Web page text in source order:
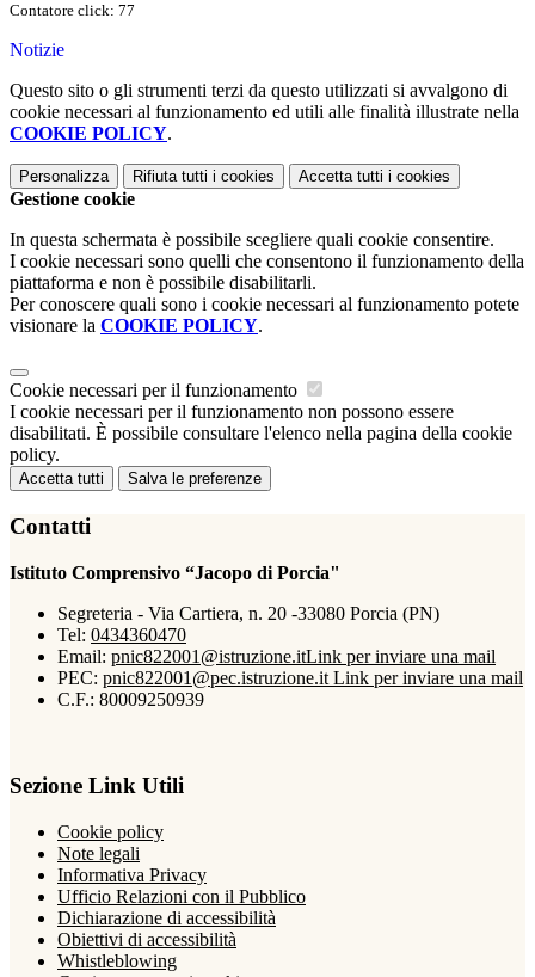
Contatore click: 77
Notizie
Questo sito o gli strumenti terzi da questo utilizzati si avvalgono di
cookie necessari al funzionamento ed utili alle finalità illustrate nella
COOKIE POLICY.
Personalizza Rifiuta tutti i cookies Accetta tutti i cookies
Gestione cookie
In questa schermata è possibile scegliere quali cookie consentire.
I cookie necessari sono quelli che consentono il funzionamento della
piattaforma e non è possibile disabilitarli.
Per conoscere quali sono i cookie necessari al funzionamento potete
visionare la COOKIE POLICY.
Cookie necessari per il funzionamento
I cookie necessari per il funzionamento non possono essere
disabilitati. È possibile consultare l'elenco nella pagina della cookie
policy.
Accetta tutti Salva le preferenze
Contatti
Istituto Comprensivo “Jacopo di Porcia"
Segreteria - Via Cartiera, n. 20 -33080 Porcia (PN)
Tel: 0434360470
Email: pnic822001@istruzione.itLink per inviare una mail
PEC: pnic822001@pec.istruzione.it Link per inviare una mail
C.F.: 80009250939
Sezione Link Utili
Cookie policy
Note legali
Informativa Privacy
Ufficio Relazioni con il Pubblico
Dichiarazione di accessibilità
Obiettivi di accessibilità
Whistleblowing